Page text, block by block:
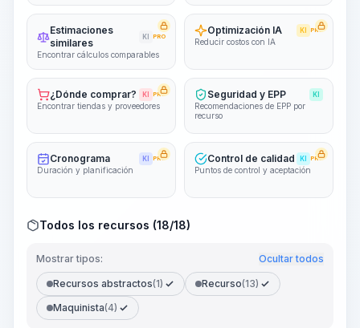
Estimaciones
similares
KI PRO
Encontrar cálculos comparables
Optimización IA KI PRO
Reducir costos con IA
¿Dónde comprar? KI PRO
Encontrar tiendas y proveedores
Seguridad y EPP KI
Recomendaciones de EPP por
recurso
Cronograma KI PRO
Duración y planificación
Control de calidad KI PRO
Puntos de control y aceptación
Todos los recursos (18/18)
Mostrar tipos: Ocultar todos
Recursos abstractos(1) Recurso(13)
Maquinista(4)